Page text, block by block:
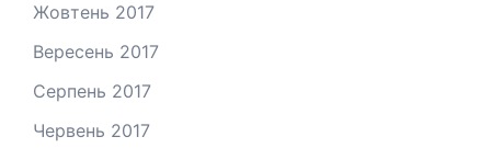
Жовтень 2017
Вересень 2017
Серпень 2017
Червень 2017